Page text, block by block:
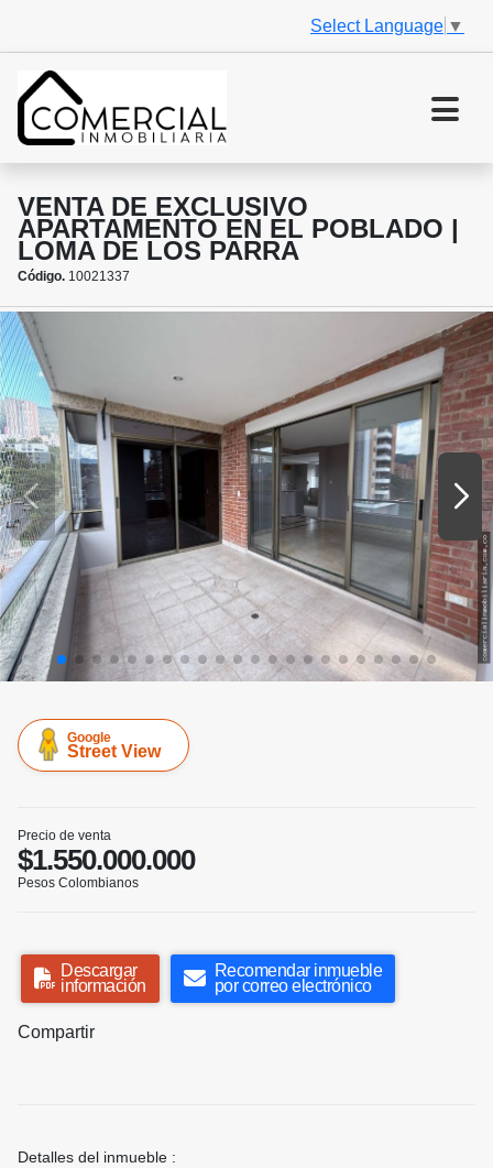
Select Language ▼
VENTA DE EXCLUSIVO
APARTAMENTO EN EL POBLADO |
LOMA DE LOS PARRA
Código. 10021337
Google
Street View
Precio de venta
$1.550.000.000
Pesos Colombianos
Descargar
información
Recomendar inmueble
por correo electrónico
Compartir
Detalles del inmueble :